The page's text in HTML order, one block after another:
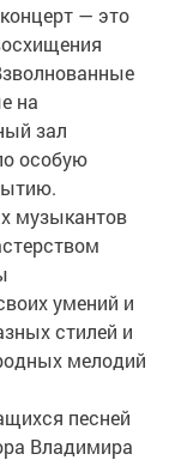
— это
на
зал
особую
музыкантов
умений и
стилей и
мелодий
песней
Владимира